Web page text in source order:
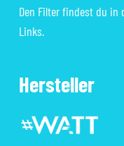
Den Filter findest du in
Links.
Hersteller